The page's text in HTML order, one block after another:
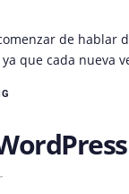
de
que cada nueva